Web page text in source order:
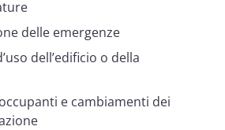
delle emergenze
dell’edificio o della
e cambiamenti dei